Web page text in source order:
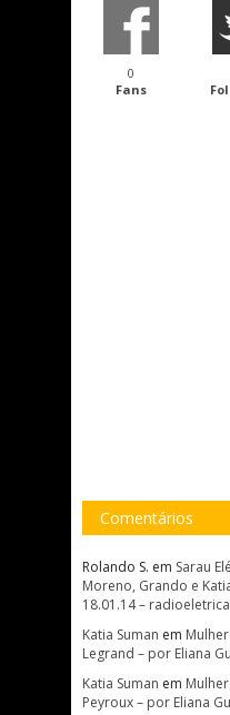
0
Fans
Comentários
Rolando S. em Sarau
Moreno, Grando e
18.01.14 –
Katia Suman em
Legrand – por Eliana
Katia Suman em
Peyroux – por Eliana